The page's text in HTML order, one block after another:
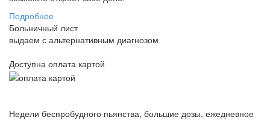
Подробнее
Больничный лист
выдаем с альтернативным диагнозом
Доступна оплата картой
Недели беспробудного пьянства, большие дозы, ежедневное